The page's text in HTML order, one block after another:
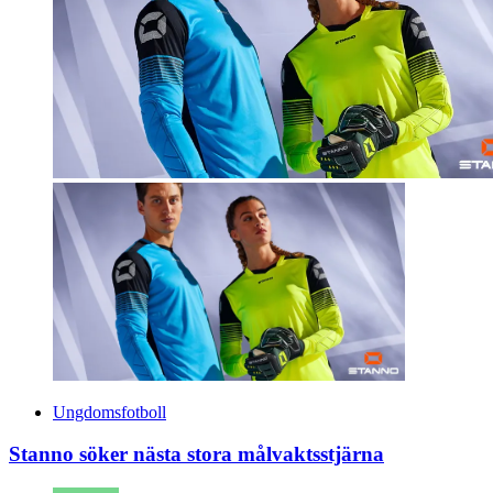
Ungdomsfotboll
Stanno söker nästa stora målvaktsstjärna